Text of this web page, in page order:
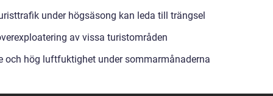
under högsäsong kan leda till trängsel
av vissa turistområden
och hög luftfuktighet under sommarmånaderna